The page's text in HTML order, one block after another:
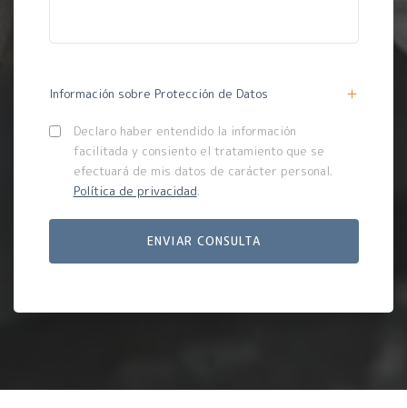
Información sobre Protección de Datos
Declaro haber entendido la información
facilitada y consiento el tratamiento que se
efectuará de mis datos de carácter personal.
Política de privacidad.